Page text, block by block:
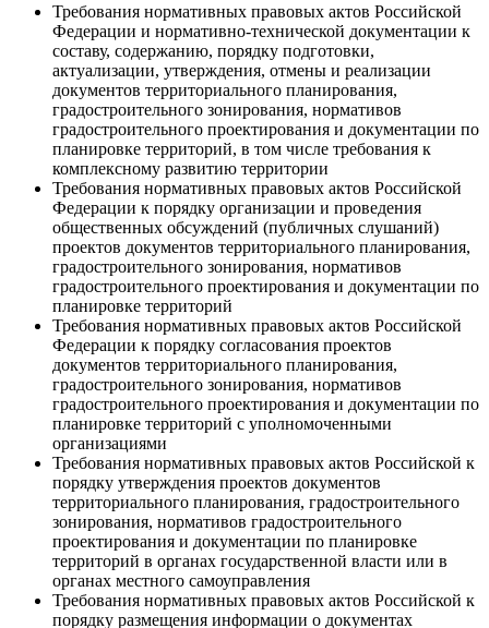
Требования нормативных правовых актов Российской
Федерации и нормативно-технической документации к
составу, содержанию, порядку подготовки,
актуализации, утверждения, отмены и реализации
документов территориального планирования,
градостроительного зонирования, нормативов
градостроительного проектирования и документации по
планировке территорий, в том числе требования к
комплексному развитию территории
Требования нормативных правовых актов Российской
Федерации к порядку организации и проведения
общественных обсуждений (публичных слушаний)
проектов документов территориального планирования,
градостроительного зонирования, нормативов
градостроительного проектирования и документации по
планировке территорий
Требования нормативных правовых актов Российской
Федерации к порядку согласования проектов
документов территориального планирования,
градостроительного зонирования, нормативов
градостроительного проектирования и документации по
планировке территорий с уполномоченными
организациями
Требования нормативных правовых актов Российской к
порядку утверждения проектов документов
территориального планирования, градостроительного
зонирования, нормативов градостроительного
проектирования и документации по планировке
территорий в органах государственной власти или в
органах местного самоуправления
Требования нормативных правовых актов Российской к
порядку размещения информации о документах